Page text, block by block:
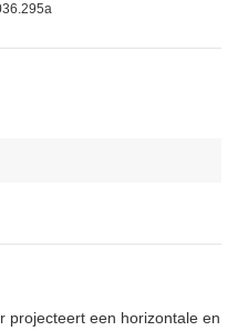
projecteert een horizontale en